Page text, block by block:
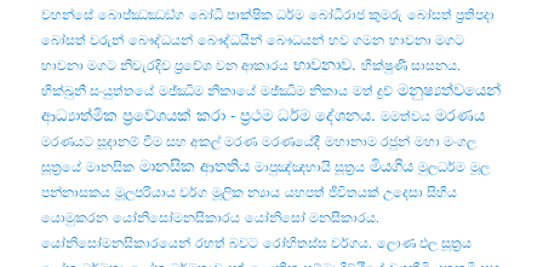
වහන්සේ බොජ‍්ඣඣඞ‍්ග බෝධි පාක්ෂික ධර්ම බෝධිරාජ කුමරු බෝසත් ප්‍රතිපදා
බෝසත් වරුන් බෞද්ධයන් බෞද්ධයින් බෞධයන් භව ගමන භාවනා මගට
භාවනා මගට නිවැරදිව ප්‍රවේශ වන ආකාරය භාවනාව. භික්ෂුණී සාසනය.
භික්‌ඛුනී සංයුත්‌තයේ මජ්ඣිම නිකායේ මජ්‌ඣිම නිකාය මත් ද්‍රව්‍ මනුෂ්‍යත්වයෙන්
ආධ්‍යාත්මික ප්‍රවේශයක් කරා - ප්‍රථම ධර්ම දේශනය. මමත්වය මරණය
මරණයට සූදානම් වීම සහ අකල් මරණ මරණයේදී මහානාම රජුන් මහා මංගල
සූත්‍රයේ මානසික මානසික ආතතිය මාපුඤ්ඤභායි සූත්‍රය මියගිය මුලධර්ම මූල
පන්නාසකය මූලපරියාය වර්ග මූලික න්‍යාය යහපත් ජීවිතයක් උදෙසා සිහිය
යොමුකරන යෝනිසෝමනසිකාරය යෝනිසෝ මනසිකාරය.
යෝනිසෝමනසිකාරයෙන් රහත් බවට රෝහිතස්‌ස වර්ගය. ලොණ ඵල සූත්‍රය